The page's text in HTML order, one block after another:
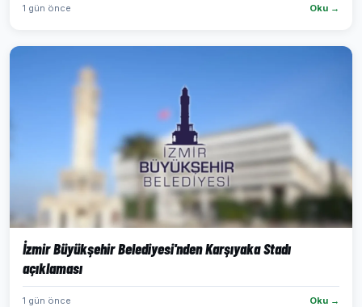
1 gün önce Oku →
İzmir Büyükşehir Belediyesi'nden Karşıyaka Stadı
açıklaması
1 gün önce Oku →